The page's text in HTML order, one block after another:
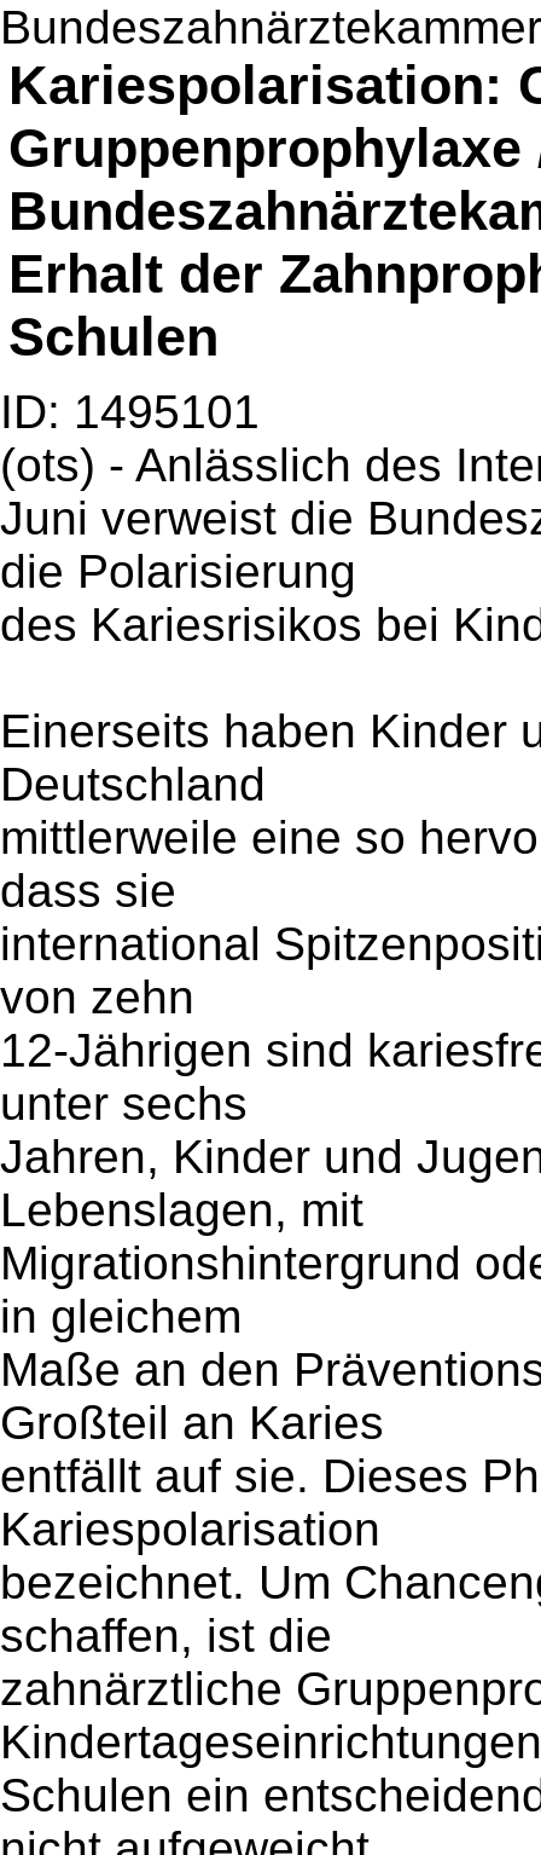
Bundeszahnärztekammer
Kariespolarisation:
Gruppenprophylaxe
Erhalt der
Schulen
ID: 1495101
(ots) - Anlässlich des
Juni verweist die
die Polarisierung
des Kariesrisikos bei
Einerseits haben Kinder
Deutschland
mittlerweile eine so
dass sie
international
von zehn
12-Jährigen sind
unter sechs
Jahren, Kinder und
Lebenslagen, mit
Migrationshintergrund
in gleichem
Maße an den
Großteil an Karies
entfällt auf sie. Dieses
Kariespolarisation
bezeichnet. Um
schaffen, ist die
zahnärztliche
Schulen ein